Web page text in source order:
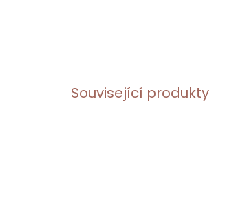
Související produkty